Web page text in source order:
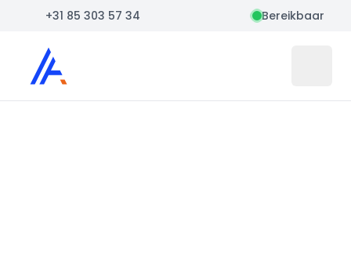
+31 85 303 57 34 Bereikbaar
Auto Atlas